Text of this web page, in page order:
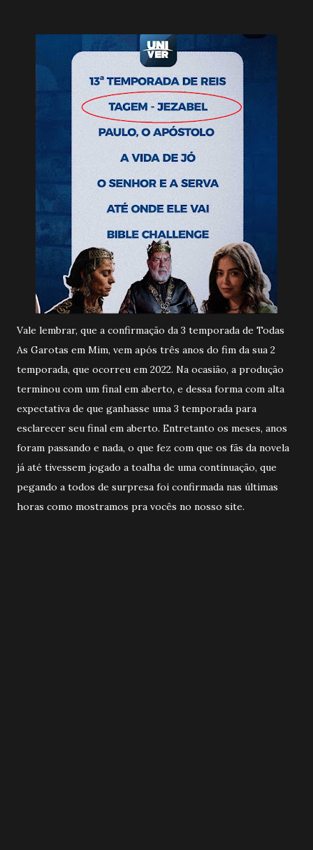
Vale lembrar, que a confirmação da 3 temporada de Todas
As Garotas em Mim, vem após três anos do fim da sua 2
temporada, que ocorreu em 2022. Na ocasião, a produção
terminou com um final em aberto, e dessa forma com alta
expectativa de que ganhasse uma 3 temporada para
esclarecer seu final em aberto. Entretanto os meses, anos
foram passando e nada, o que fez com que os fãs da novela
já até tivessem jogado a toalha de uma continuação, que
pegando a todos de surpresa foi confirmada nas últimas
horas como mostramos pra vocês no nosso site.